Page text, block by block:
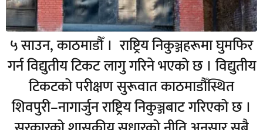
५ साउन, काठमाडौँ । राष्ट्रिय निकुञ्जहरूमा घुमफिर
गर्न विद्युतीय टिकट लागु गरिने भएको छ । विद्युतीय
टिकटको परीक्षण सुरूवात काठमाडौँस्थित
शिवपुरी–नागार्जुन राष्ट्रिय निकुञ्जबाट गरिएको छ ।